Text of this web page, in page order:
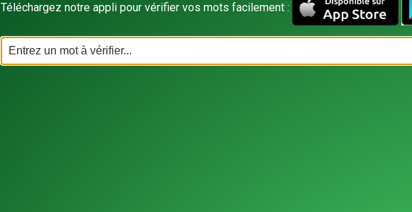
Téléchargez notre appli pour vérifier vos mots facilement :